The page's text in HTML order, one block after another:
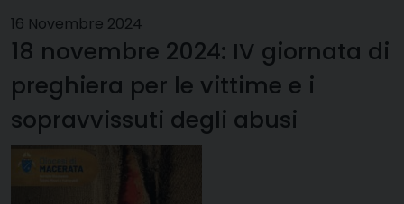
16 Novembre 2024
18 novembre 2024: IV giornata di
preghiera per le vittime e i
sopravvissuti degli abusi